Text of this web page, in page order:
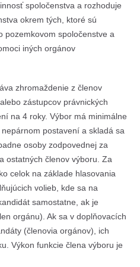
spoločenstva a rozhoduje
okrem tých, ktoré sú
pozemkovom spoločenstve a
iných orgánov
zhromaždenie z členov
zástupcov právnických
na 4 roky. Výbor má minimálne
postavení a skladá sa
osoby zodpovednej za
ostatných členov výboru. Za
celok na základe hlasovania
volieb, kde sa na
samostatne, ak je
orgánu). Ak sa v doplňovacích
(členovia orgánov), ich
Výkon funkcie člena výboru je